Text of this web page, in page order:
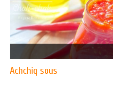
Achchiq sous